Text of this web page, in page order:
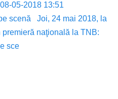
05-2018 13:51
scenă
Joi, 24 mai 2018, la
premieră naţională la TNB:
sce